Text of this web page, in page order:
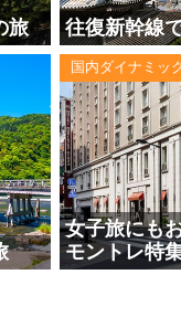
旅 往復新幹線
国内ダイナミッ
女子旅にも
モントレ特